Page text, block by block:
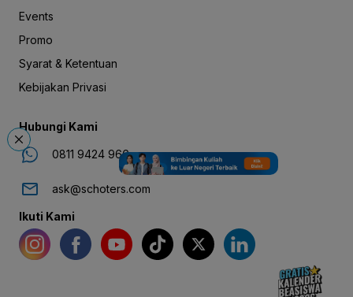
Events
Promo
Syarat & Ketentuan
Kebijakan Privasi
Hubungi Kami
0811 9424 966
ask@schoters.com
Ikuti Kami